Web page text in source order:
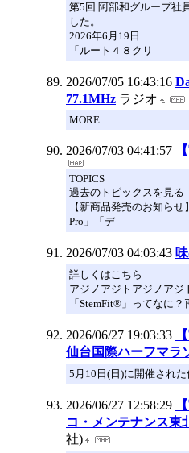
第5回 阿部和グループ社
した。
2026年6月19日
「ルート４８クリ
2026/07/05 16:43:16
77.1MHz ラジオ
MORE
2026/07/03 04:41:57
TOPICS
過去のトピックスを見る
【新商品発売のお知ら
Pro」「デ
2026/07/03 04:03:43
詳しくはこちら
アジノアジトアジノアジ
「StemFit®」ってなに
2026/06/27 19:03:33
仙台国際ハーフマラ
5月10日(日)に開催され
2026/06/27 12:58:29
コ・メンテナンス東
社)